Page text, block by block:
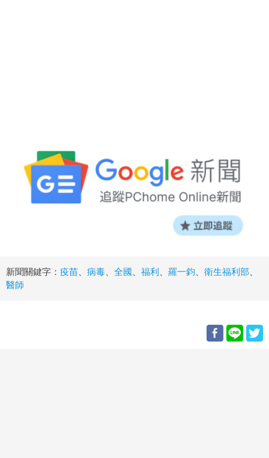
新聞關鍵字： 疫苗 病毒 全國 福利 羅一鈞 衛生福利部
醫師